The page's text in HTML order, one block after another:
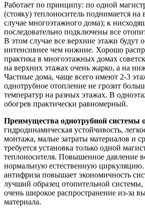
Работает по принципу: по одной
(стояку) теплоноситель поднимается
случае многоэтажного дома); к
последовательно подключены все
В этом случае все верхние этажи будут
интенсивнее чем нижние. Хорошо
практика в многоэтажных домах
на верхних этажах очень жарко, а на
Частные дома, чаще всего имеют 2-3
однотрубное отопление не грозит
температур на разных этажах. В
обогрев практически равномерный.
Преимущества однотрубной системы
гидродинамическая устойчивость,
монтажа, малые затраты материалов и
требуется установка только одной
теплоносителя. Повышенное давление
нормальную естественную
антифриза повышает экономичность
лучший образец отопительной
очень широкое распространение из-за
материала.